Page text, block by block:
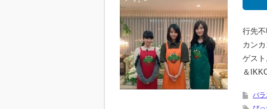
行先
カン
ゲス
＆
バラ